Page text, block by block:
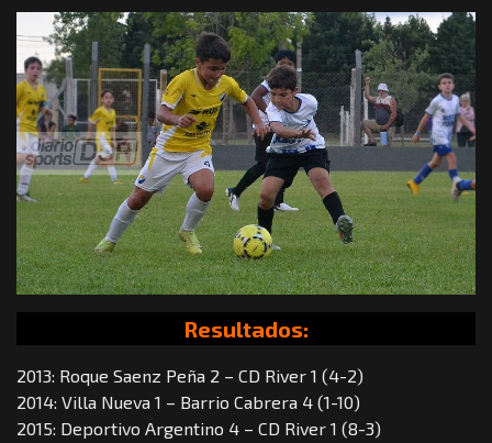
Resultados:
2013: Roque Saenz Peña 2 – CD River 1 (4-2)
2014: Villa Nueva 1 – Barrio Cabrera 4 (1-10)
2015: Deportivo Argentino 4 – CD River 1 (8-3)